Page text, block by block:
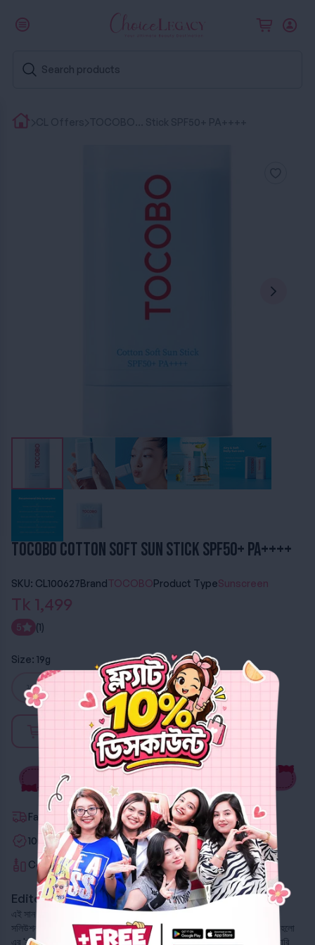
TOCOBO Cotton Soft Sun Stick SPF50+ PA++++
SKU: CL100627BrandTOCOBOProduct TypeSunscreen
Tk 1,499
5 (1)
Size: 19g
19g 11g (Mini)
Out of stock
Fastest Delivery
100% Authentic
Certified Beauty Advisors
Editor's Note
এই সান স্টিকটি হলো অন-দ্য-গো ইউভি প্রোটেকশনের জন্য একটা আলটিমেট এবং স্মার্ট
সলিউশন। এর ফর্মুলা এসপিএফ ৫০+ পিএ++++ সুরক্ষা নিশ্চিত করে এবং এর বিশেষত্ব হলো
এর 'কটন সফট' ফিনিশ। স্টিকটি স্কিনে স্লাইড করার সময় একটা সফট, ম্যাট এবং পাউডারি